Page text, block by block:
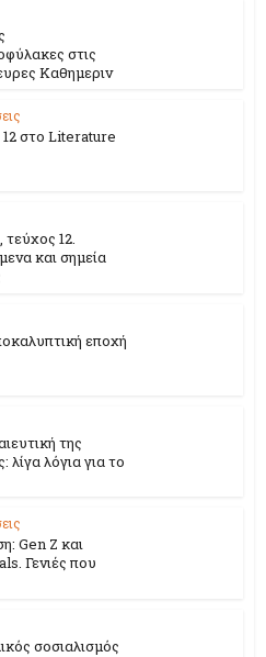
στις
Καθημεριν
στο Literature
12.
και σημεία
εποχή
της
λίγα λόγια για το
Gen Z και
Γενιές που
σοσιαλισμός